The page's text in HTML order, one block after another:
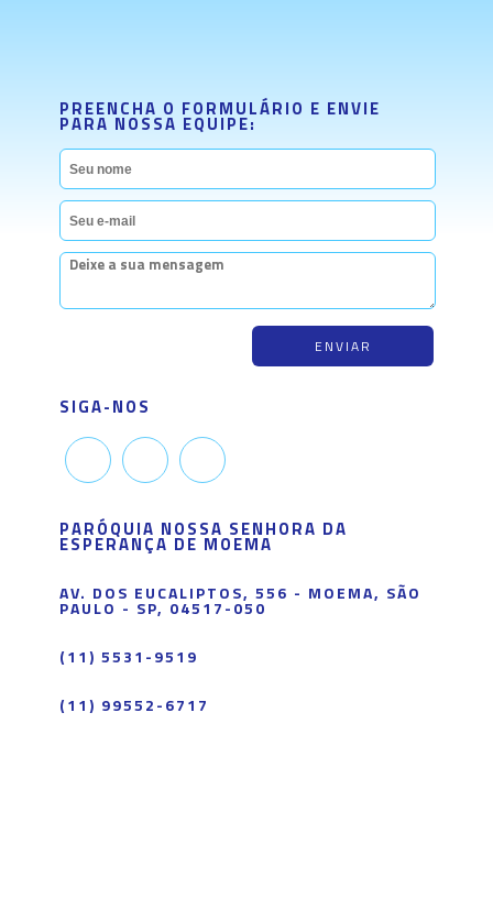
PREENCHA O FORMULÁRIO E ENVIE
PARA NOSSA EQUIPE:
SIGA-NOS
PARÓQUIA NOSSA SENHORA DA
ESPERANÇA DE MOEMA
AV. DOS EUCALIPTOS, 556 - MOEMA, SÃO
PAULO - SP, 04517-050
(11) 5531-9519
(11) 99552-6717